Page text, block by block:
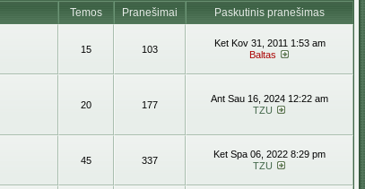
Temos Pranešimai
Paskutinis pranešimas
15 103
Ket Kov 31, 2011 1:53 am
Baltas
20 177
Ant Sau 16, 2024 12:22 am
TZU
45 337
Ket Spa 06, 2022 8:29 pm
TZU